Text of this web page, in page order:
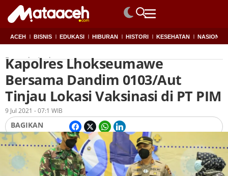
ACEH BISNIS EDUKASI HIBURAN HISTORI KESEHATAN NASIONAL
Beranda Aceh
Kapolres Lhokseumawe
Bersama Dandim 0103/Aut
Tinjau Lokasi Vaksinasi di PT PIM
OlehRedaksi
9 Jul 2021 - 07:1 WIB
BAGIKAN